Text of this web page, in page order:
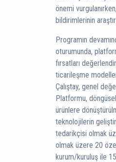
önemi
bildirimlerinin
Programın
oturumunda,
fırsatları
ticarileşme
Çalıştay, genel
Platformu,
ürünlere
teknolojilerin
tedarikçisi olmak
olmak üzere 20
kurum/kuruluş ile